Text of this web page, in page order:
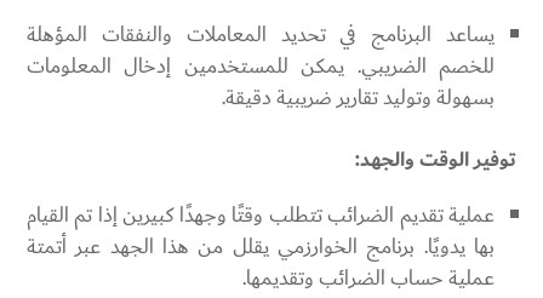
يساعد البرنامج في تحديد المعاملات والنفقات المؤهلة
للخصم الضريبي. يمكن للمستخدمين إدخال المعلومات
بسهولة وتوليد تقارير ضريبية دقيقة.
توفير الوقت والجهد:
عملية تقديم الضرائب تتطلب وقتًا وجهدًا كبيرين إذا تم القيام
بها يدويًا. برنامج الخوارزمي يقلل من هذا الجهد عبر أتمتة
عملية حساب الضرائب وتقديمها.